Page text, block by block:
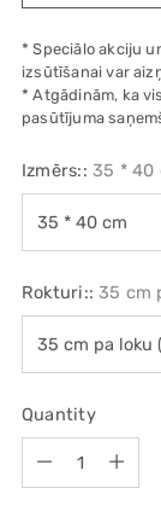
* Speciālo akciju
izsūtīšanai var
* Atgādinām, ka
pasūtījuma
Izmērs:: 35 * 40
Rokturi::35 cm
Quantity